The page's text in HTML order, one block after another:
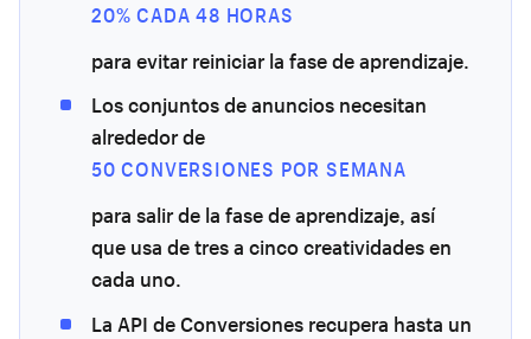
20% CADA 48 HORAS
para evitar reiniciar la fase de aprendizaje.
Los conjuntos de anuncios necesitan
alrededor de
50 CONVERSIONES POR SEMANA
para salir de la fase de aprendizaje, así
que usa de tres a cinco creatividades en
cada uno.
La API de Conversiones recupera hasta un